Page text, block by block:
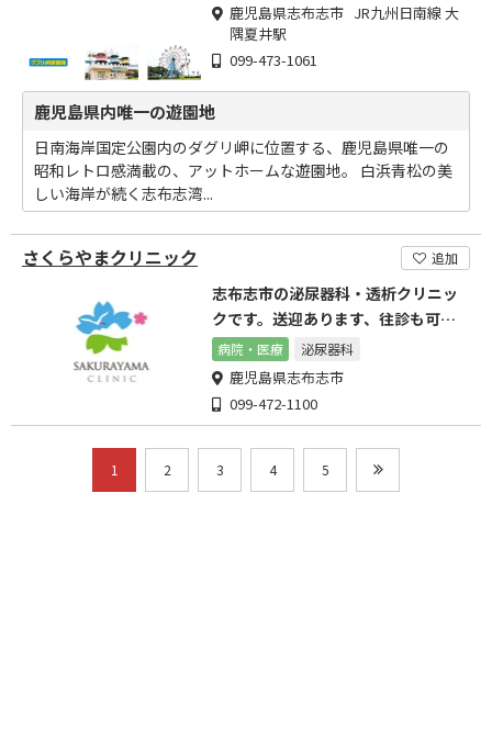
鹿児島県志布志市 JR九州日南線 大
隅夏井駅
099-473-1061
鹿児島県内唯一の遊園地
日南海岸国定公園内のダグリ岬に位置する、鹿児島県唯一の
昭和レトロ感満載の、アットホームな遊園地。 白浜青松の美
しい海岸が続く志布志湾...
さくらやまクリニック 追加
志布志市の泌尿器科・透析クリニッ
クです。送迎あります、往診も可能
です。
病院・医療 泌尿器科
鹿児島県志布志市
099-472-1100
1 2 3 4 5